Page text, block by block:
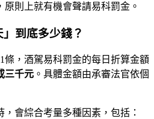
則上就有機會聲請易科罰金。
到底多少錢？
條，酒駕易科罰金的每日折算金額
三千元 。具體金額由承審法官依個
會綜合考量多種因素，包括：